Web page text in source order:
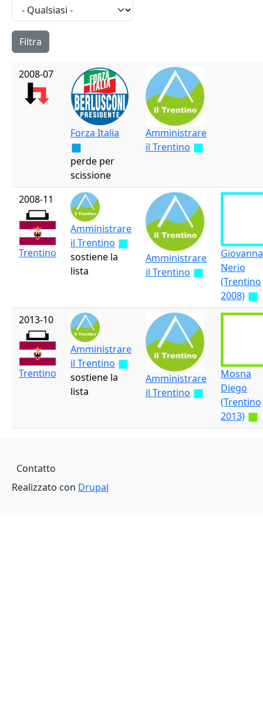
2008-07
Forza Italia
perde per
scissione
Amministrare
il Trentino
2008-11
Trentino
Amministrare
il Trentino
sostiene la
lista
Amministrare
il Trentino
Nerio
(Trentino
2008)
2013-10
Trentino
Amministrare
il Trentino
sostiene la
lista
Amministrare
il Trentino
Mosna
Diego
(Trentino
2013)
Piè di pagina
Contatto
Realizzato con Drupal